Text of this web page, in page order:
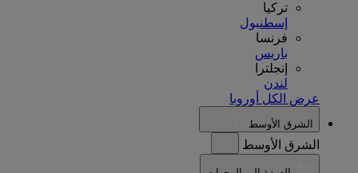
تركيا
إسطنبول
فرنسا
باريس
إنجلترا
لندن
عرض الكل أوروبا
الشرق الأوسط
الشرق الأوسط